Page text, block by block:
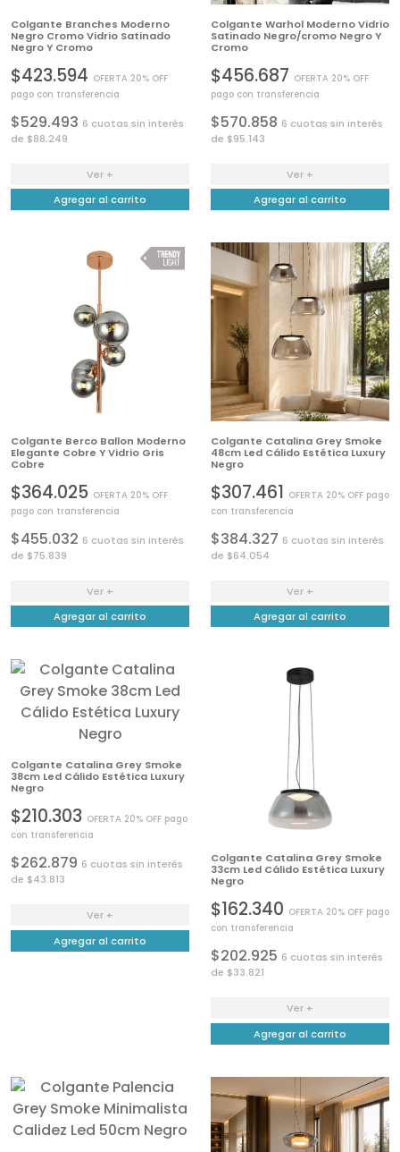
Colgante Branches Moderno
Negro Cromo Vidrio Satinado
Negro Y Cromo
$423.594 OFERTA 20% OFF
pago con transferencia
$529.493 6 cuotas sin interés
de $88.249
Ver +
Agregar al carrito
Colgante Warhol Moderno Vidrio
Satinado Negro/cromo Negro Y
Cromo
$456.687 OFERTA 20% OFF
pago con transferencia
$570.858 6 cuotas sin interés
de $95.143
Ver +
Agregar al carrito
Colgante Berco Ballon Moderno
Elegante Cobre Y Vidrio Gris
Cobre
$364.025 OFERTA 20% OFF
pago con transferencia
$455.032 6 cuotas sin interés
de $75.839
Ver +
Agregar al carrito
Colgante Catalina Grey Smoke
48cm Led Cálido Estética Luxury
Negro
$307.461 OFERTA 20% OFF pago
con transferencia
$384.327 6 cuotas sin interés
de $64.054
Ver +
Agregar al carrito
Colgante Catalina Grey Smoke
38cm Led Cálido Estética Luxury
Negro
$210.303 OFERTA 20% OFF pago
con transferencia
$262.879 6 cuotas sin interés
de $43.813
Ver +
Agregar al carrito
Colgante Catalina Grey Smoke
33cm Led Cálido Estética Luxury
Negro
$162.340 OFERTA 20% OFF pago
con transferencia
$202.925 6 cuotas sin interés
de $33.821
Ver +
Agregar al carrito